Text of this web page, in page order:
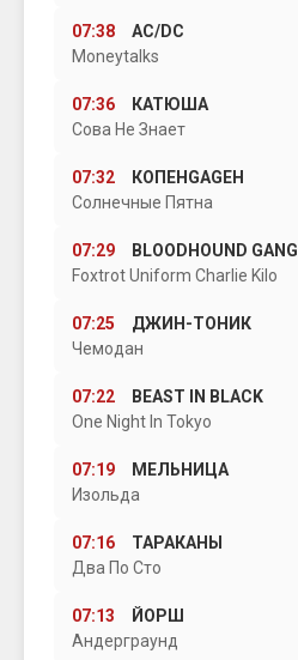
07:38
AC/DC
Moneytalks
07:36
КАТЮША
Сова Не Знает
07:32
КОПЕНGАGЕН
Солнечные Пятна
07:29
BLOODHOUND GANG
Foxtrot Uniform Charlie Kilo
07:25
ДЖИН-ТОНИК
Чемодан
07:22
BEAST IN BLACK
One Night In Tokyo
07:19
МЕЛЬНИЦА
Изольда
07:16
ТАРАКАНЫ
Два По Сто
07:13
ЙОРШ
Андерграунд